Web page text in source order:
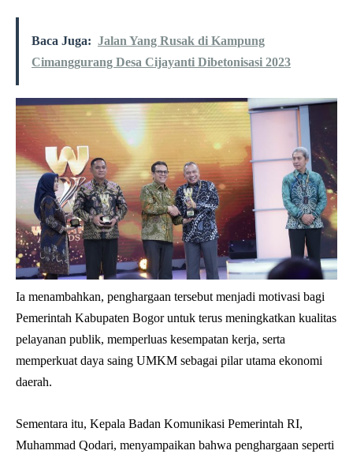
Baca Juga: Jalan Yang Rusak di Kampung
Cimanggurang Desa Cijayanti Dibetonisasi 2023
Ia menambahkan, penghargaan tersebut menjadi motivasi bagi
Pemerintah Kabupaten Bogor untuk terus meningkatkan kualitas
pelayanan publik, memperluas kesempatan kerja, serta
memperkuat daya saing UMKM sebagai pilar utama ekonomi
daerah.
Sementara itu, Kepala Badan Komunikasi Pemerintah RI,
Muhammad Qodari, menyampaikan bahwa penghargaan seperti